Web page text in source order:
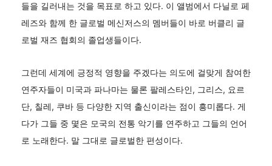
들을 길러내는 것을 목표로 하고 있다. 이 앨범에서 다닐로 페
레즈와 함께 한 글로벌 메신저스의 멤버들이 바로 버클리 글
로벌 재즈 협회의 졸업생들이다.
그런데 세계에 긍정적 영향을 주겠다는 의도에 걸맞게 참여한
연주자들이 미국과 파나마는 물론 팔레스타인, 그리스, 요르
단, 칠레, 쿠바 등 다양한 지역 출신이라는 점이 흥미롭다. 게
다가 그들 중 몇은 모국의 전통 악기를 연주하고 그들의 언어
로 노래한다. 말 그대로 글로벌한 편성이다.